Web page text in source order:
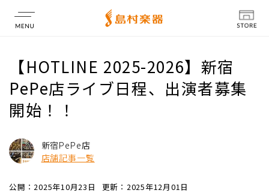
店舗情報
【HOTLINE 2025-2026】新宿
PePe店ライブ日程、出演者募集
開始！！
新宿PePe店
店舗記事一覧
公開：2025年10月23日 更新：2025年12月01日